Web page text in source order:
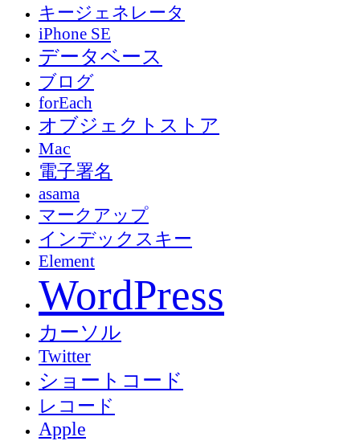
キージェネレータ
iPhone SE
データベース
ブログ
forEach
オブジェクトストア
Mac
電子署名
asama
マークアップ
インデックスキー
Element
WordPress
カーソル
Twitter
ショートコード
レコード
Apple